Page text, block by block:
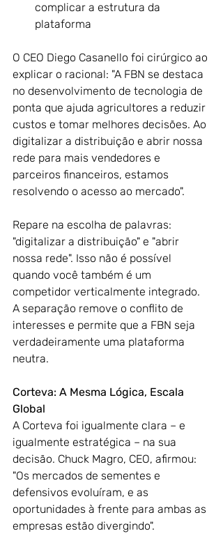
complicar a estrutura da
plataforma
O CEO Diego Casanello foi cirúrgico ao
explicar o racional: "A FBN se destaca
no desenvolvimento de tecnologia de
ponta que ajuda agricultores a reduzir
custos e tomar melhores decisões. Ao
digitalizar a distribuição e abrir nossa
rede para mais vendedores e
parceiros financeiros, estamos
resolvendo o acesso ao mercado".
Repare na escolha de palavras:
"digitalizar a distribuição" e "abrir
nossa rede". Isso não é possível
quando você também é um
competidor verticalmente integrado.
A separação remove o conflito de
interesses e permite que a FBN seja
verdadeiramente uma plataforma
neutra.
Corteva: A Mesma Lógica, Escala
Global
A Corteva foi igualmente clara – e
igualmente estratégica – na sua
decisão. Chuck Magro, CEO, afirmou:
"Os mercados de sementes e
defensivos evoluíram, e as
oportunidades à frente para ambas as
empresas estão divergindo".